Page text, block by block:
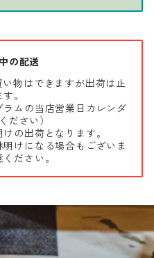
の配送
物はできますが出荷は止
。
ラムの当店営業日カレンダ
ださい）
の出荷となります。
けになる場合もございま
ださい。